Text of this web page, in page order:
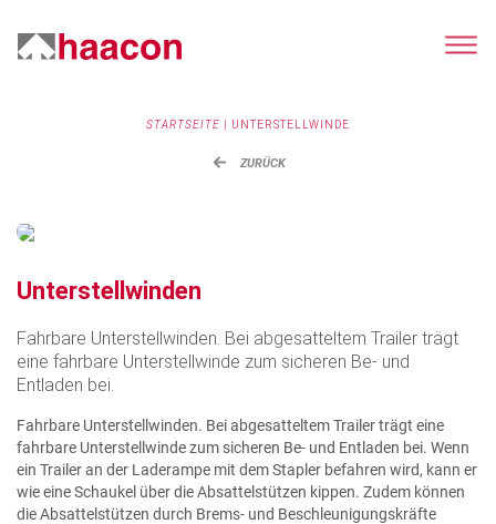
STARTSEITE UNTERSTELLWINDE
ZURÜCK
Unterstellwinden
Fahrbare Unterstellwinden. Bei abgesatteltem Trailer trägt
eine fahrbare Unterstellwinde zum sicheren Be- und
Entladen bei.
Fahrbare Unterstellwinden. Bei abgesatteltem Trailer trägt eine
fahrbare Unterstellwinde zum sicheren Be- und Entladen bei. Wenn
ein Trailer an der Laderampe mit dem Stapler befahren wird, kann er
wie eine Schaukel über die Absattelstützen kippen. Zudem können
die Absattelstützen durch Brems- und Beschleunigungskräfte